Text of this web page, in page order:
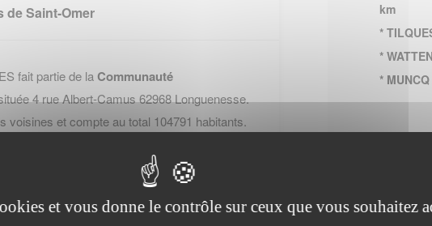
de Saint-Omer
fait partie de laCommunauté
4 rue Albert-Camus 62968 Longuenesse.
et compte au total 104791 habitants.
- Pays de Saint-Omer, cliquez sur
km
*
*
*
et vous donne le contrôle sur ceux que vous souhaitez